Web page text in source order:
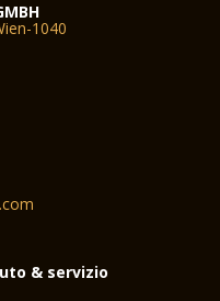
1040
& servizio